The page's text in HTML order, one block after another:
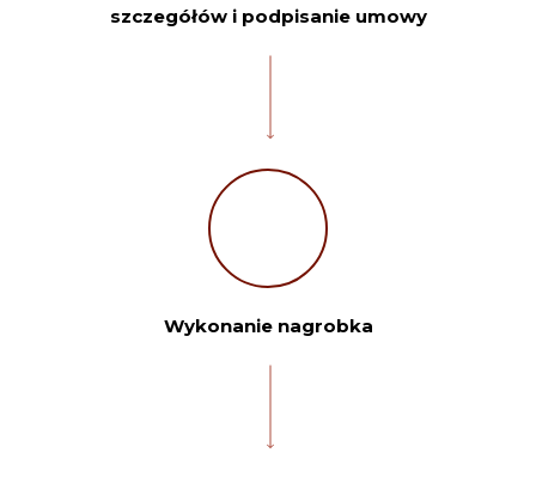
szczegółów i podpisanie umowy
Wykonanie nagrobka